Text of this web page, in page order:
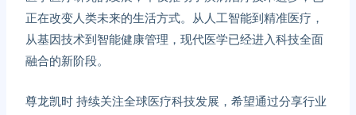
正在改变人类未来的生活方式。从人工智能到精准医疗，
从基因技术到智能健康管理，现代医学已经进入科技全面
融合的新阶段。
尊龙凯时持续关注全球医疗科技发展，希望通过分享行业